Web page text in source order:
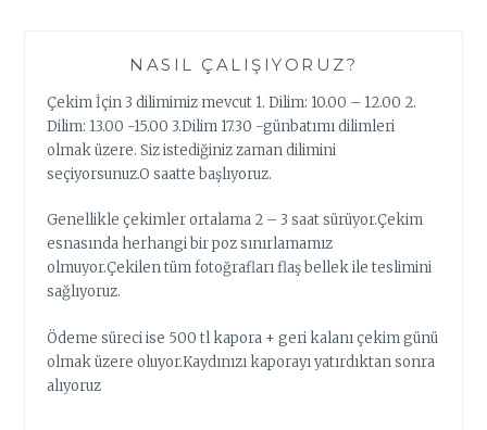
NASIL ÇALIŞIYORUZ?
Çekim İçin 3 dilimimiz mevcut 1. Dilim: 10.00 – 12.00 2.
Dilim: 13.00 -15.00 3.Dilim 17.30 -günbatımı dilimleri
olmak üzere. Siz istediğiniz zaman dilimini
seçiyorsunuz.O saatte başlıyoruz.
Genellikle çekimler ortalama 2 – 3 saat sürüyor.Çekim
esnasında herhangi bir poz sınırlamamız
olmuyor.Çekilen tüm fotoğrafları flaş bellek ile teslimini
sağlıyoruz.
Ödeme süreci ise 500 tl kapora + geri kalanı çekim günü
olmak üzere oluyor.Kaydınızı kaporayı yatırdıktan sonra
alıyoruz